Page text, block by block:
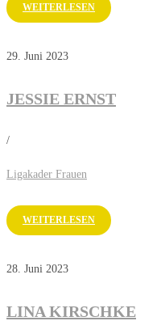
WEITERLESEN
29. Juni 2023
JESSIE ERNST
/
Ligakader Frauen
WEITERLESEN
28. Juni 2023
LINA KIRSCHKE